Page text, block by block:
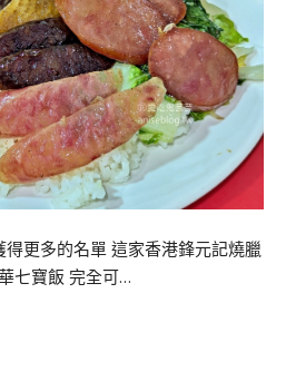
更多的名單 這家香港鋒元記燒臘
七寶飯 完全可…